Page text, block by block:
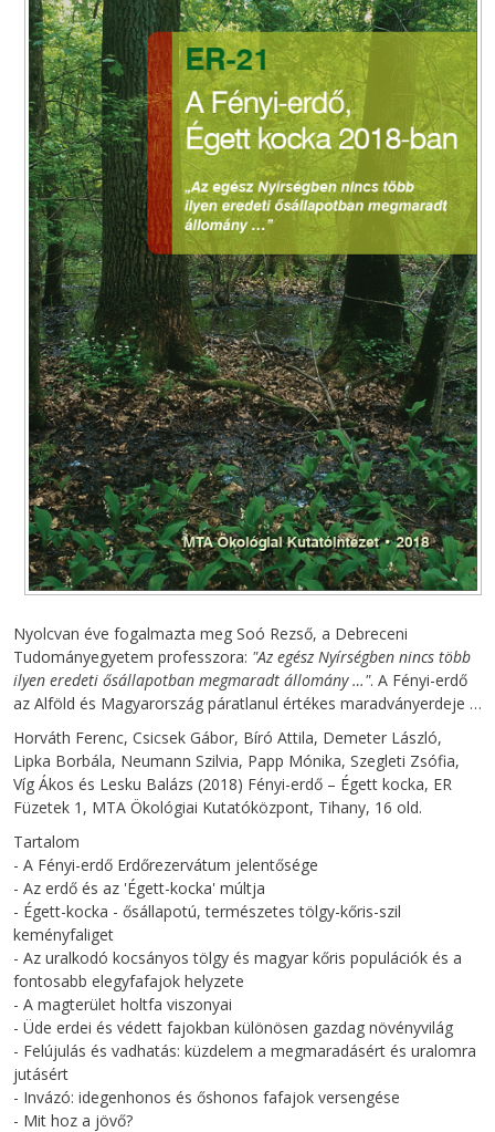
Nyolcvan éve fogalmazta meg Soó Rezső, a Debreceni
Tudományegyetem professzora: "Az egész Nyírségben nincs több
ilyen eredeti ősállapotban megmaradt állomány …". A Fényi-erdő
az Alföld és Magyarország páratlanul értékes maradványerdeje …
Horváth Ferenc, Csicsek Gábor, Bíró Attila, Demeter László,
Lipka Borbála, Neumann Szilvia, Papp Mónika, Szegleti Zsófia,
Víg Ákos és Lesku Balázs (2018) Fényi-erdő – Égett kocka, ER
Füzetek 1, MTA Ökológiai Kutatóközpont, Tihany, 16 old.
Tartalom
- A Fényi-erdő Erdőrezervátum jelentősége
- Az erdő és az 'Égett-kocka' múltja
- Égett-kocka - ősállapotú, természetes tölgy-kőris-szil
keményfaliget
- Az uralkodó kocsányos tölgy és magyar kőris populációk és a
fontosabb elegyfafajok helyzete
- A magterület holtfa viszonyai
- Üde erdei és védett fajokban különösen gazdag növényvilág
- Felújulás és vadhatás: küzdelem a megmaradásért és uralomra
jutásért
- Invázó: idegenhonos és őshonos fafajok versengése
- Mit hoz a jövő?